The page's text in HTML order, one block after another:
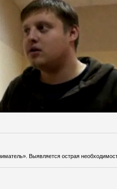
Выявляется острая